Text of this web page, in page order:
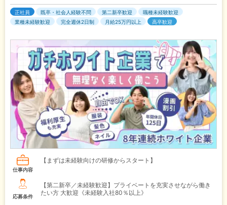
正社員 既卒・社会人経験不問 第二新卒歓迎
職種未経験歓迎
業種未経験歓迎
完全週休2日制 月給25万円以上 高卒歓迎
仕事内容
【まずは未経験向けの研修からスタート】
応募条件
【第二新卒／未経験歓迎】プライベートを充実させながら働き
たい方 大歓迎《未経験入社80％以上》